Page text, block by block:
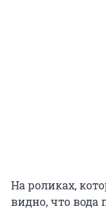
На роликах,
видно, что вода